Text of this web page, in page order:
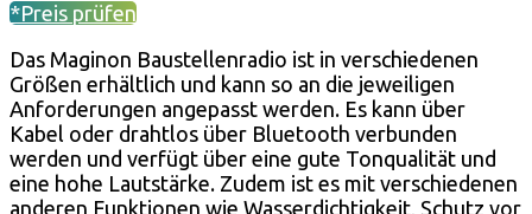
*Preis prüfen
Das Maginon Baustellenradio ist in verschiedenen
Größen erhältlich und kann so an die jeweiligen
Anforderungen angepasst werden. Es kann über
Kabel oder drahtlos über Bluetooth verbunden
werden und verfügt über eine gute Tonqualität und
eine hohe Lautstärke. Zudem ist es mit verschiedenen
anderen Funktionen wie Wasserdichtigkeit, Schutz vor